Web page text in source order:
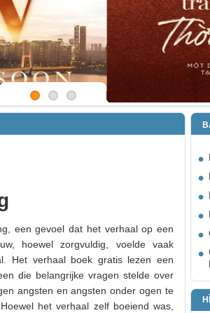
een gevoel dat het verhaal op een
hoewel zorgvuldig, voelde vaak
Het verhaal boek gratis lezen een
die belangrijke vragen stelde over
angsten en angsten onder ogen te
het verhaal zelf boeiend was,